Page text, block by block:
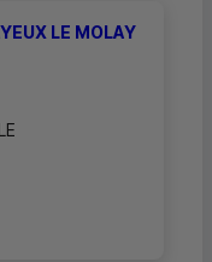
LE MOLAY